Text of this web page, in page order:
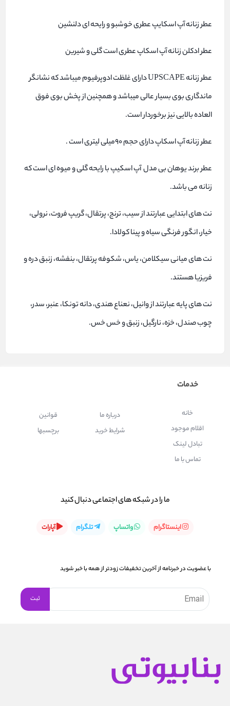
عطر زنانه آپ اسکایپ عطری خوشبو و رایحه ای دلنشین
عطر ادکلن زنانه آپ اسکاپ عطری است گلی و شیرین
عطر زنانه UPSCAPE دارای غلظت ادوپرفیوم میباشد که نشانگر
ماندگاری بوی بسیار عالی میباشد و همچنین از پخش بوی فوق
العاده بالایی نیز برخوردار است.
عطر زنانه آپ اسکاپ دارای حجم 90میلی لیتری است .
عطر برند یوهان بی مدل آپ اسکیپ با رایحه گلی و میوه ای است که
زنانه می باشد.
نت های ابتدایی عبارتند از سیب، ترنج، پرتقال، گریپ فروت، نرولی،
خیار، انگور فرنگی سیاه و پینا کولادا.
نت های میانی سیکلامن، یاس، شکوفه پرتقال، بنفشه، زنبق دره و
فریزیا هستند.
نت های پایه عبارتند از وانیل، نعناع هندی، دانه تونکا، عنبر، سدر،
چوب صندل، خزه، نارگیل، زنبق و خس خس.
خدمات
خانه
اقلام موجود
تبادل لینک
تماس با ما
درباره ما
شرایط خرید
قوانین
برچسبها
ما را در شبكه های اجتماعی دنبال کنید
اینستاگرام واتساپ تلگرام آپارات
با عضویت در خبرنامه از آخرین تخفیفات زودتر از همه با خبر شوید